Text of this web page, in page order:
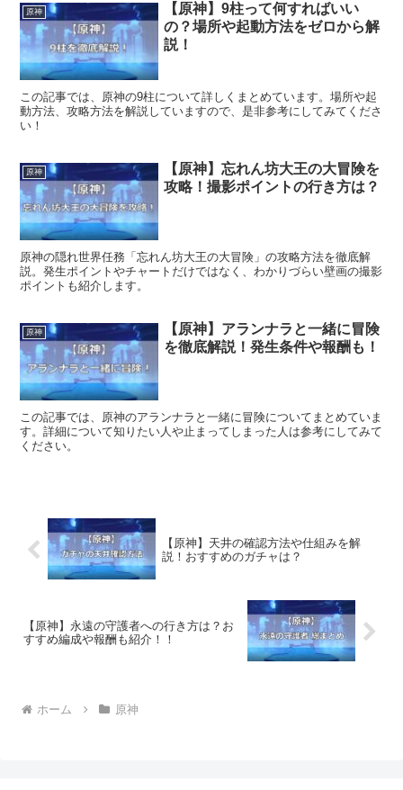
原神
【原神】9柱って何すればいい
の？場所や起動方法をゼロから解
説！
この記事では、原神の9柱について詳しくまとめています。場所や起
動方法、攻略方法を解説していますので、是非参考にしてみてくださ
い！
原神
【原神】忘れん坊大王の大冒険を
攻略！撮影ポイントの行き方は？
原神の隠れ世界任務「忘れん坊大王の大冒険」の攻略方法を徹底解
説。発生ポイントやチャートだけではなく、わかりづらい壁画の撮影
ポイントも紹介します。
原神
【原神】アランナラと一緒に冒険
を徹底解説！発生条件や報酬も！
この記事では、原神のアランナラと一緒に冒険についてまとめていま
す。詳細について知りたい人や止まってしまった人は参考にしてみて
ください。
【原神】天井の確認方法や仕組みを解
説！おすすめのガチャは？
【原神】永遠の守護者への行き方は？お
すすめ編成や報酬も紹介！！
ホーム 原神